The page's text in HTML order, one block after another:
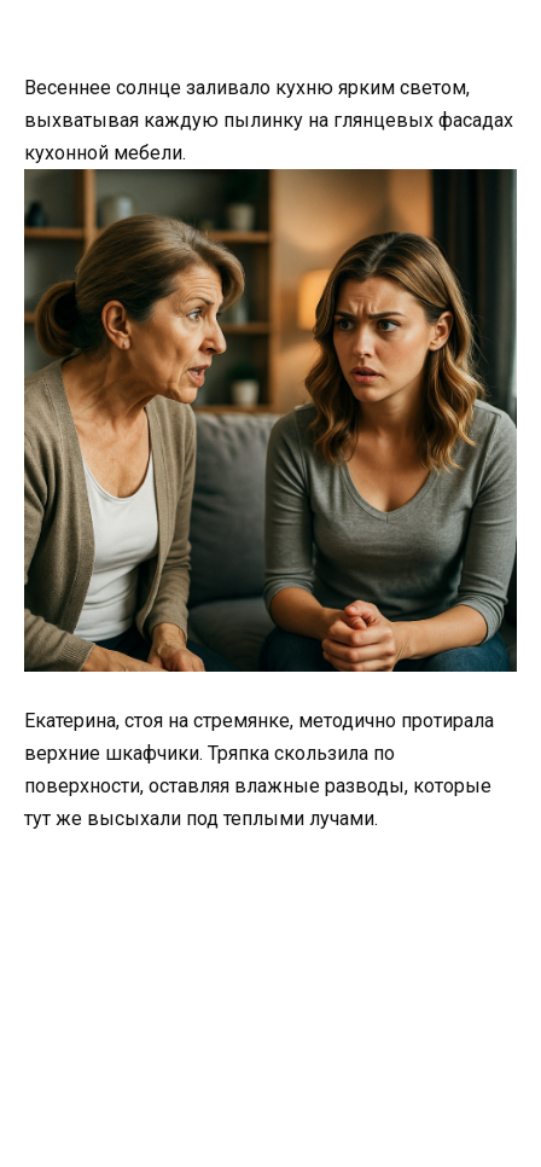
Весеннее солнце заливало кухню ярким светом,
выхватывая каждую пылинку на глянцевых фасадах
кухонной мебели.
Екатерина, стоя на стремянке, методично протирала
верхние шкафчики. Тряпка скользила по
поверхности, оставляя влажные разводы, которые
тут же высыхали под теплыми лучами.